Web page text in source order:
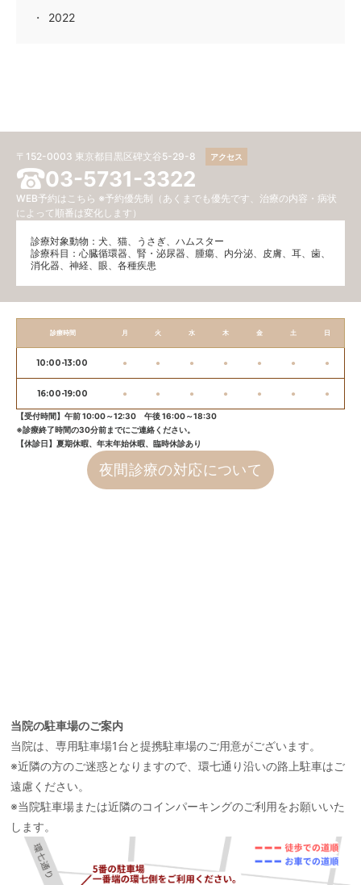
2022
〒152-0003 東京都目黒区碑文谷5-29-8 アクセス
03-5731-3322
WEB予約はこちら ※予約優先制（あくまでも優先です、治療の内容・病状
によって順番は変化します）
診療対象動物：犬、猫、うさぎ、ハムスター
診療科目：⼼臓循環器、腎・泌尿器、腫瘍、内分泌、⽪膚、耳、歯、
消化器、神経、眼、各種疾患
診療時間 月 火 水 木 金 土 日
10:00-13:00 ● ● ● ● ● ● ●
16:00-19:00 ● ● ● ● ● ● ●
【受付時間】午前 10:00～12:30 午後 16:00～18:30
※診療終了時間の30分前までにご連絡ください。
【休診日】夏期休暇、年末年始休暇、臨時休診あり
夜間診療の対応について
当院の駐車場のご案内
当院は、専用駐車場1台と提携駐車場のご用意がございます。
※近隣の方のご迷惑となりますので、環七通り沿いの路上駐車はご
遠慮ください。
※当院駐車場または近隣のコインパーキングのご利用をお願いいた
します。